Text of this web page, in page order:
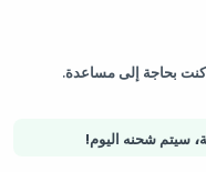
،سيتم شحنه اليوم!
كنت بحاجة إلى مساعدة.